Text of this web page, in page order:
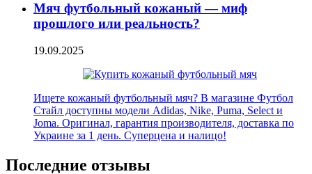
Мяч футбольный кожаный — миф
прошлого или реальность?
19.09.2025
Ищете кожаный футбольный мяч? В магазине Футбол
Стайл доступны модели Adidas, Nike, Puma, Select и
Joma. Оригинал, гарантия производителя, доставка по
Украине за 1 день. Суперцена и налицо!
Последние отзывы